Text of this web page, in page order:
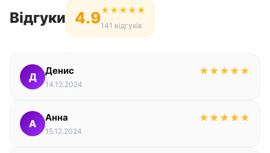
Відгуки 4.9★★★★★
141 відгуків
Д
Денис ★ ★ ★ ★ ★
14.12.2024
А
Анна ★ ★ ★ ★ ★
15.12.2024